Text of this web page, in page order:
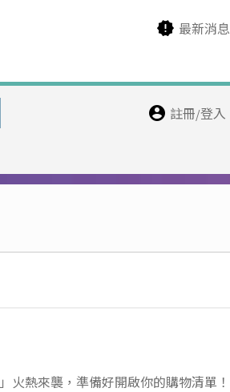
最新消息
註冊/登入
」火熱來襲，準備好開啟你的購物清單！